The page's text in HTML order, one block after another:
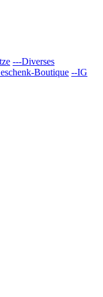
---Diverses
Boutique --IG